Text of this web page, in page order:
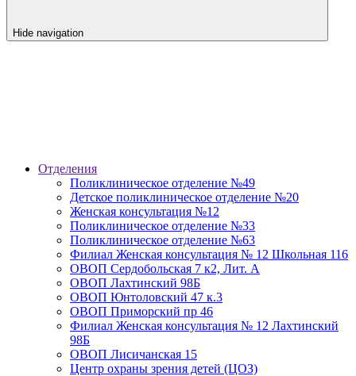
Hide navigation
Отделения
Поликлиническое отделение №49
Детское поликлиническое отделение №20
Женская консультация №12
Поликлиническое отделение №33
Поликлиническое отделение №63
Филиал Женская консультация № 12 Школьная 116
ОВОП Сердобольская 7 к2, Лит. А
ОВОП Лахтинский 98Б
ОВОП Юнтоловский 47 к.3
ОВОП Приморский пр 46
Филиал Женская консультация № 12 Лахтинский
98Б
ОВОП Лисичанская 15
Центр охраны зрения детей (ЦОЗ)